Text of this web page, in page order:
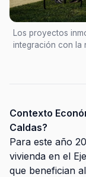
Los proyectos
integración con la
Contexto
Caldas?
Para este año
vivienda en el
que benefician